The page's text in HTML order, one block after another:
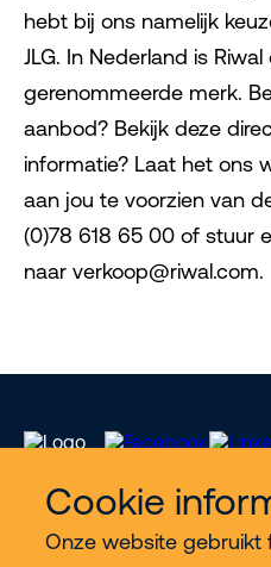
Cookie
Onze website gebruikt
hebt bij ons namelijk
JLG. In Nederland is
gerenommeerde merk.
aanbod? Bekijk deze
informatie? Laat het ons
aan jou te voorzien van
(0)78 618 65 00 of stuur
naar verkoop@riwal.com.